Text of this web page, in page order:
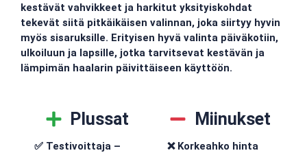
kestävät vahvikkeet ja harkitut yksityiskohdat
tekevät siitä pitkäikäisen valinnan, joka siirtyy hyvin
myös sisaruksille. Erityisen hyvä valinta päiväkotiin,
ulkoiluun ja lapsille, jotka tarvitsevat kestävän ja
lämpimän haalarin päivittäiseen käyttöön.
Plussat
✅ Testivoittaja –
Miinukset
❌ Korkeahko hinta